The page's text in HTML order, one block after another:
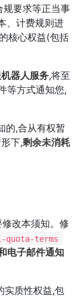
规要求等正当事
、计费规则进
核心权益(包括
器人服务,将至
等方式通知您,
的,合从有权暂
下,剩余未消耗
改本须知。修
quota-terms
电子邮件通知
实质性权益,包